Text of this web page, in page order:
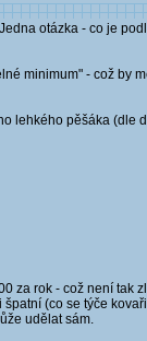
otázka - co je
minimum" - což by
lehkého pěšáka (dle
za rok - což není tak
(co se týče
udělat sám.